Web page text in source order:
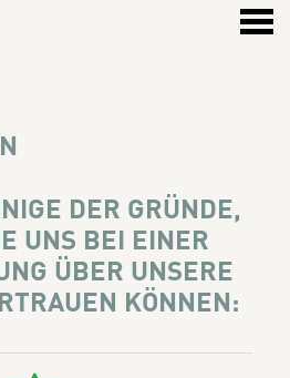
DER GRÜNDE,
UNS BEI EINER
ÜBER UNSERE
KÖNNEN: